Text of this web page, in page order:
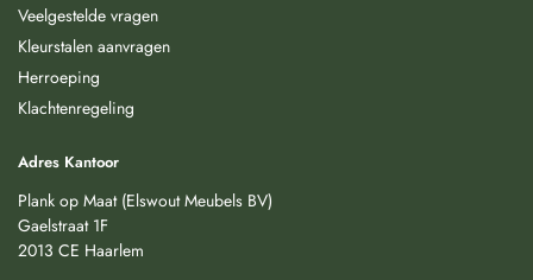
Veelgestelde vragen
Kleurstalen aanvragen
Herroeping
Klachtenregeling
Adres Kantoor
Plank op Maat (Elswout Meubels BV)
Gaelstraat 1F
2013 CE Haarlem